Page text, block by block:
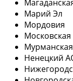
Марий Эл
Мордовия
Ненецкий